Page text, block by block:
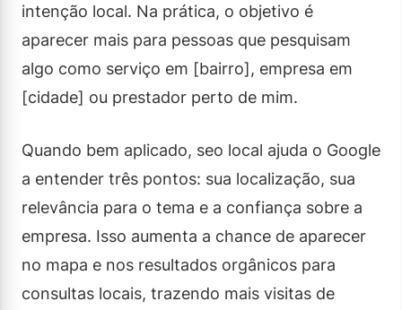
intenção local. Na prática, o objetivo é
aparecer mais para pessoas que pesquisam
algo como serviço em [bairro], empresa em
[cidade] ou prestador perto de mim.
Quando bem aplicado, seo local ajuda o Google
a entender três pontos: sua localização, sua
relevância para o tema e a confiança sobre a
empresa. Isso aumenta a chance de aparecer
no mapa e nos resultados orgânicos para
consultas locais, trazendo mais visitas de